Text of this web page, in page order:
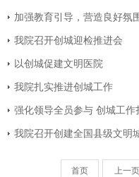
加强教育引导，营造良好氛
我院召开创城迎检推进会
以创城促建文明医院
我院扎实推进创城工作
强化领导全员参与 创城工作
我院召开创建全国县级文明
首页 上一页